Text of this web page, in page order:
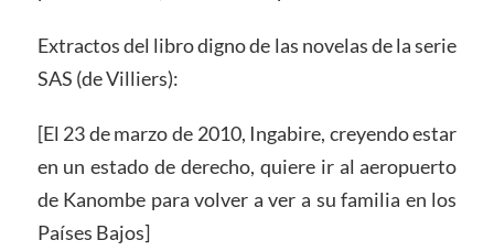
Extractos del libro digno de las novelas de la serie
SAS (de Villiers):
[El 23 de marzo de 2010, Ingabire, creyendo estar
en un estado de derecho, quiere ir al aeropuerto
de Kanombe para volver a ver a su familia en los
Países Bajos]